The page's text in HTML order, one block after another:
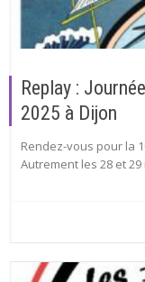
Replay :
2025 à Dijon
Rendez-vous pour la
Autrement les 28 et